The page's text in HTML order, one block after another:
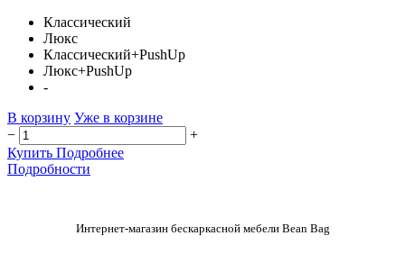
Классический
Люкс
Классический+PushUp
Люкс+PushUp
-
В корзину Уже в корзине
−
+
Купить Подробнее
Подробности
Интернет-магазин бескаркасной мебели Bean Bag